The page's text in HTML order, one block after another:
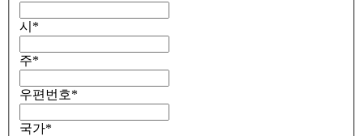
시 *
주*
우편번호*
국가*